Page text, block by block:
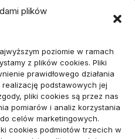
plików
poziomie w ramach
z plików cookies. Pliki
prawidłowego działania
podstawowych jej
pliki cookies są przez nas
pomiarów i analiz korzystania
celów marketingowych.
cookies podmiotów trzecich w